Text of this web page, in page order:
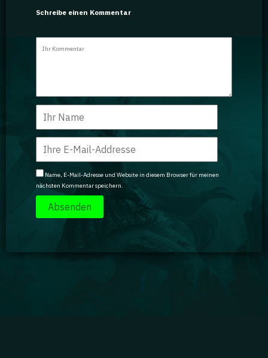
Schreibe einen Kommentar
Name, E-Mail-Adresse und Website in diesem Browser für meinen
nächsten Kommentar speichern.